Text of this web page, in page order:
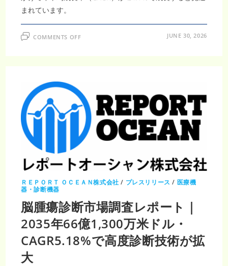
まれています。
COMMENTS OFFON
人
口
知
能
（AI）
市
場
調
ポ
ー
ト
｜
2035
28
億
8260
万
米
ド
ル、
CAGR24.1％
JUNE 30, 2026
ＲＥＰＯＲＴ ＯＣＥＡＮ株式会社 / プレスリリース / 医療機
器・診断機器
脳腫瘍診断市場調査レポート｜
2035年66億1,300万米ドル・
CAGR5.18%で高度診断技術が拡
大